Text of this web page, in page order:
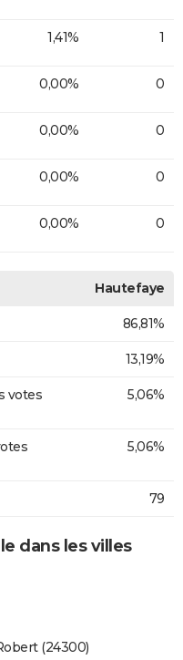
1,41% 1
0,00% 0
0,00% 0
0,00% 0
0,00% 0
Hautefaye
86,81%
13,19%
votes
5,06%
5,06%
79
dans les villes
(24300)